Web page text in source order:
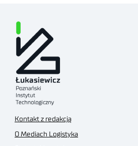
Kontakt z redakcją
O Mediach Logistyka